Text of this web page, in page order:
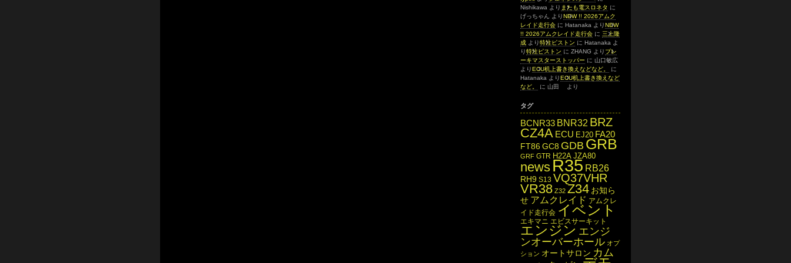
Nishikawa より またも電スロネタ に
げっちゃん
よりNEW !! 2026アムク
レイド走行会 に Hatanaka よりNEW
!! 2026アムクレイド走行会 に 三上隆
成 より特注ピストン に Hatanaka よ
り特注ピストン に ZHANG より ブレ
ーキマスターストッパー に 山口敏広
よりECU机上書き換えなどなど。
に
Hatanaka よりECU机上書き換えなど
など。
に 山田 より
タグ
BCNR33 BNR32 BRZ
CZ4A ECU EJ20 FA20
FT86 GC8 GDB GRB
GRF GTR H22A JZA80
news R35 RB26
RH9 S13 VQ37VHR
VR38 Z32 Z34 お知ら
せ アムクレイド アムクレ
イド走行会 イベント
エキマニ エビスサーキット
エンジン エンジ
ンオーバーホール オプ
ション オートサロン カム